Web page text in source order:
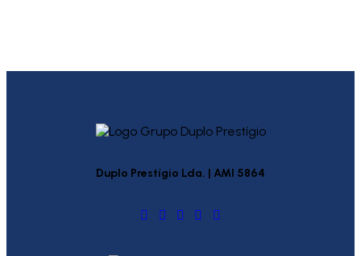
Duplo Prestígio Lda. | AMI 5864